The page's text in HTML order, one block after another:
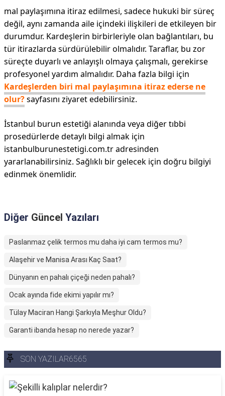
mal paylaşımına itiraz edilmesi, sadece hukuki bir süreç
değil, aynı zamanda aile içindeki ilişkileri de etkileyen bir
durumdur. Kardeşlerin birbirleriyle olan bağlantıları, bu
tür itirazlarda sürdürülebilir olmalıdır. Taraflar, bu zor
süreçte duyarlı ve anlayışlı olmaya çalışmalı, gerekirse
profesyonel yardım almalıdır. Daha fazla bilgi için
Kardeşlerden biri mal paylaşımına itiraz ederse ne
olur?sayfasını ziyaret edebilirsiniz.
İstanbul burun estetiği alanında veya diğer tıbbi
prosedürlerde detaylı bilgi almak için
istanbulburunestetigi.com.tr adresinden
yararlanabilirsiniz. Sağlıklı bir gelecek için doğru bilgiyi
edinmek önemlidir.
Diğer Güncel Yazıları
Paslanmaz çelik termos mu daha iyi cam termos mu?
Alaşehir ve Manisa Arası Kaç Saat?
Dünyanın en pahalı çiçeği neden pahalı?
Ocak ayında fide ekimi yapılır mı?
Tülay Maciran Hangi Şarkıyla Meşhur Oldu?
Garanti ibanda hesap no nerede yazar?
SON YAZILAR6565